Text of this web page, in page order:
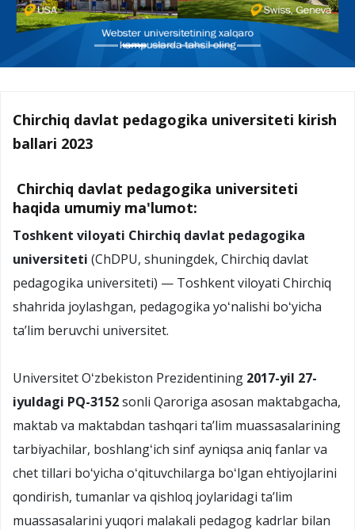
Chirchiq davlat pedagogika universiteti kirish
ballari 2023
Chirchiq davlat pedagogika universiteti
haqida umumiy ma'lumot:
Toshkent viloyati Chirchiq davlat pedagogika
universiteti (ChDPU, shuningdek, Chirchiq davlat
pedagogika universiteti) — Toshkent viloyati Chirchiq
shahrida joylashgan, pedagogika yoʻnalishi boʻyicha
taʼlim beruvchi universitet.
Universitet Oʻzbekiston Prezidentining 2017-yil 27-
iyuldagi PQ-3152sonli Qaroriga asosan maktabgacha,
maktab va maktabdan tashqari taʼlim muassasalarining
tarbiyachilar, boshlangʻich sinf ayniqsa aniq fanlar va
chet tillari boʻyicha oʻqituvchilarga boʻlgan ehtiyojlarini
qondirish, tumanlar va qishloq joylaridagi taʼlim
muassasalarini yuqori malakali pedagog kadrlar bilan